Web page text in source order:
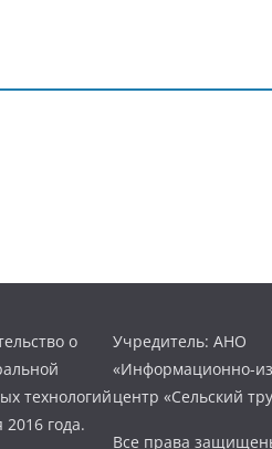
о
технологий
года.
Учредитель: АНО
«Информационно-
центр «Сельский
Все права